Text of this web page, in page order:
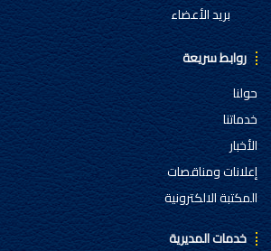
بريد الأعضاء
روابط سريعة
حولنا
خدماتنا
الأخبار
إعلانات ومناقصات
المكتبة الالكترونية
خدمات المديرية